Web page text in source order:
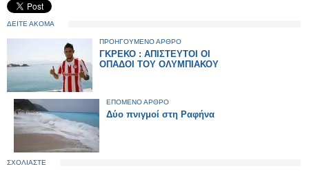
ΔΕΙΤΕ ΑΚΟΜΑ
ΠΡΟΗΓΟΥΜΕΝΟ ΑΡΘΡΟ
ΓΚΡΕΚΟ : ΑΠΙΣΤΕΥΤΟΙ ΟΙ
ΟΠΑΔΟΙ ΤΟΥ ΟΛΥΜΠΙΑΚΟΥ
ΕΠΟΜΕΝΟ ΑΡΘΡΟ
Δύο πνιγμοί στη Ραφήνα
ΣΧΟΛΙΑΣΤΕ